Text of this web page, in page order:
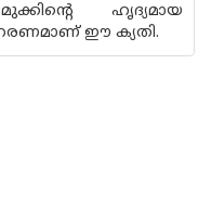
ഹൃദ്യമായ
ഈ ക്യതി.